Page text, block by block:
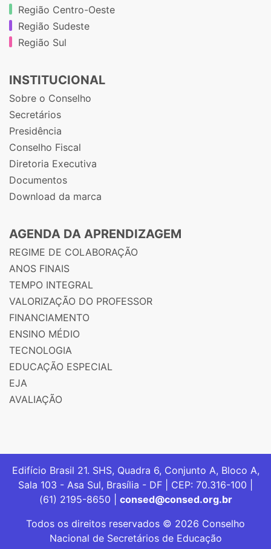
Região Centro-Oeste
Região Sudeste
Região Sul
INSTITUCIONAL
Sobre o Conselho
Secretários
Presidência
Conselho Fiscal
Diretoria Executiva
Documentos
Download da marca
AGENDA DA APRENDIZAGEM
REGIME DE COLABORAÇÃO
ANOS FINAIS
TEMPO INTEGRAL
VALORIZAÇÃO DO PROFESSOR
FINANCIAMENTO
ENSINO MÉDIO
TECNOLOGIA
EDUCAÇÃO ESPECIAL
EJA
AVALIAÇÃO
Edifício Brasil 21. SHS, Quadra 6, Conjunto A, Bloco A,
Sala 103 - Asa Sul, Brasília - DF | CEP: 70.316-100 |
(61) 2195-8650 | consed@consed.org.br
Todos os direitos reservados © 2026 Conselho
Nacional de Secretários de Educação